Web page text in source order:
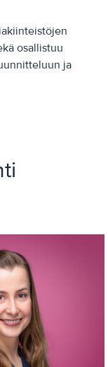
osallistuu
ja